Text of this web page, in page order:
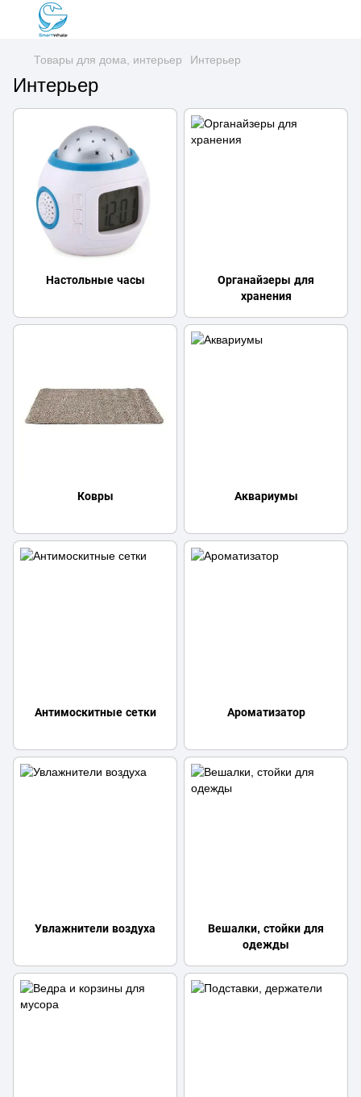
Товары для дома, интерьер Интерьер
Интерьер
Настольные часы
Органайзеры для
хранения
Ковры Аквариумы
Антимоскитные сетки Ароматизатор
Увлажнители воздуха
Вешалки, стойки для
одежды